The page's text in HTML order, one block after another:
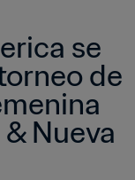
se
de
Nueva